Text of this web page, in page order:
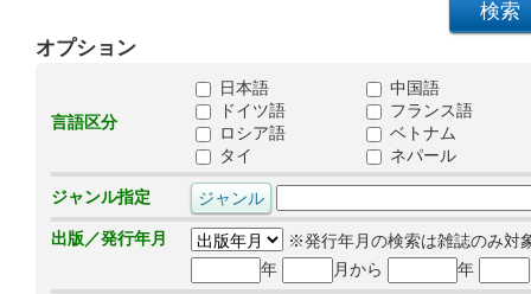
オプション
言語区分
日本語
中国語
ドイツ語
フランス語
ロシア語
ベトナム
タイ
ネパール
ジャンル指定
出版／発行年月
※発行年月の検索は雑誌のみ対
年
月から 年